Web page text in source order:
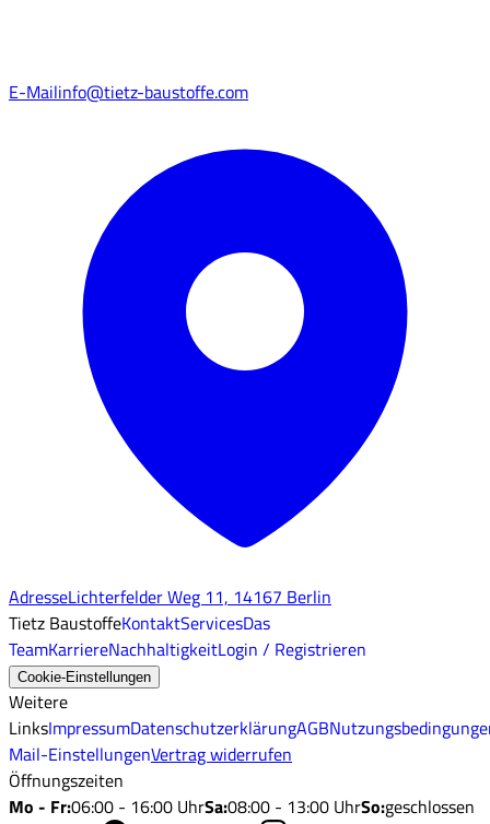
E-Mailinfo@tietz-baustoffe.com
AdresseLichterfelder Weg 11, 14167 Berlin
Tietz BaustoffeKontaktServicesDas
TeamKarriereNachhaltigkeitLogin / Registrieren
Cookie-Einstellungen
Weitere
LinksImpressumDatenschutzerklärungAGB
Mail-EinstellungenVertrag widerrufen
Öffnungszeiten
Mo - Fr:06:00 - 16:00 UhrSa:08:00 - 13:00 UhrSo:geschlossen